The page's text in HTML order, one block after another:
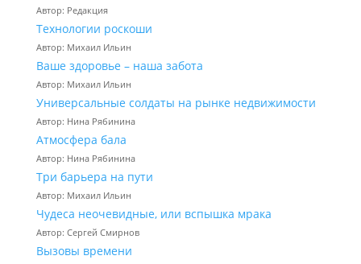
Автор: Редакция
Технологии роскоши
Автор: Михаил Ильин
Ваше здоровье – наша забота
Автор: Михаил Ильин
Универсальные солдаты на рынке недвижимости
Автор: Нина Рябинина
Атмосфера бала
Автор: Нина Рябинина
Три барьера на пути
Автор: Михаил Ильин
Чудеса неочевидные, или вспышка мрака
Автор: Сергей Смирнов
Вызовы времени